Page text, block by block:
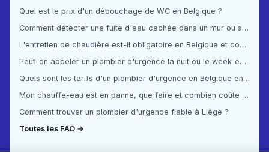
Quel est le prix d'un débouchage de WC en Belgique ?
Comment détecter une fuite d'eau cachée dans un mur ou sous le sol ?
L'entretien de chaudière est-il obligatoire en Belgique et combien ça coûte ?
Peut-on appeler un plombier d'urgence la nuit ou le week-end en Belgique ?
Quels sont les tarifs d'un plombier d'urgence en Belgique en 2025 ?
Mon chauffe-eau est en panne, que faire et combien coûte la réparation ?
Comment trouver un plombier d'urgence fiable à Liège ?
Toutes les FAQ →